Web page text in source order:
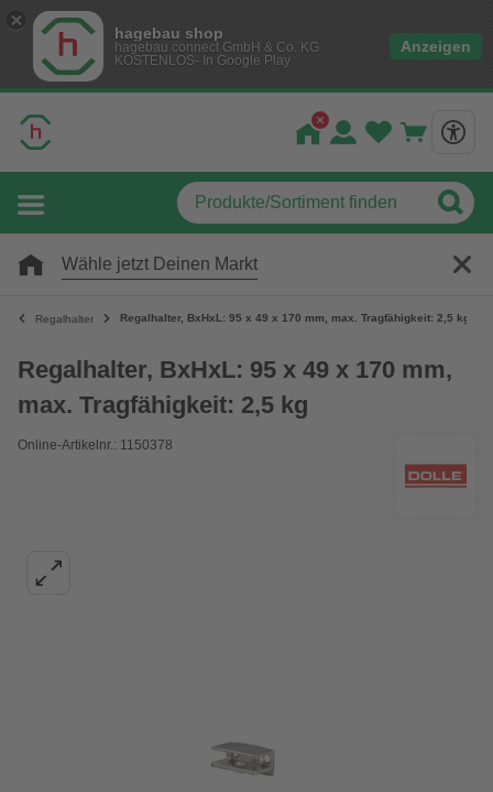
hagebau shop
hagebau connect GmbH & Co. KG
KOSTENLOS- In Google Play
Anzeigen
Wähle jetzt Deinen Markt
Regalhalter Regalhalter, BxHxL: 95 x 49 x 170 mm, max. Tragfähigkeit: 2,5 kg
Regalhalter, BxHxL: 95 x 49 x 170 mm,
max. Tragfähigkeit: 2,5 kg
Online-Artikelnr.: 1150378